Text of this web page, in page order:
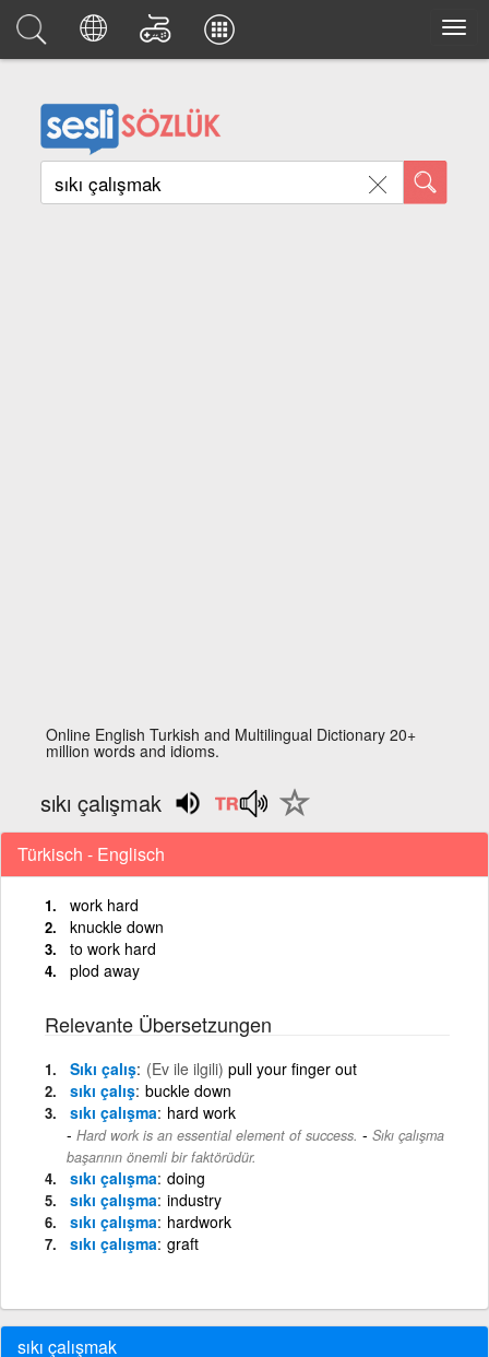
Online English Turkish and Multilingual Dictionary 20+
million words and idioms.
sıkı çalışmak
Türkisch - Englisch
work hard
knuckle down
to work hard
plod away
Relevante Übersetzungen
Sıkı çalış (Ev ile ilgili) pull your finger out
sıkı çalış buckle down
sıkı çalışma hard work
Hard work is an essential element of success. - Sıkı çalışma
başarının önemli bir faktörüdür.
sıkı çalışma doing
sıkı çalışma industry
sıkı çalışma hardwork
sıkı çalışma graft
sıkı çalışmak